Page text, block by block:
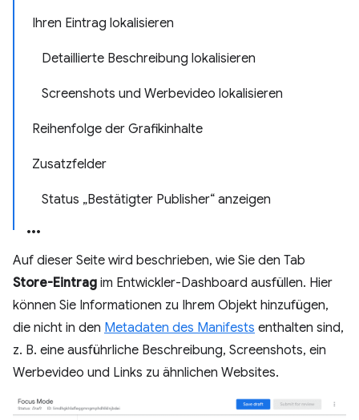
Ihren Eintrag lokalisieren
Detaillierte Beschreibung lokalisieren
Screenshots und Werbevideo lokalisieren
Reihenfolge der Grafikinhalte
Zusatzfelder
Status „Bestätigter Publisher“ anzeigen
Auf dieser Seite wird beschrieben, wie Sie den Tab
Store-Eintrag im Entwickler-Dashboard ausfüllen. Hier
können Sie Informationen zu Ihrem Objekt hinzufügen,
die nicht in den Metadaten des Manifests enthalten sind,
z. B. eine ausführliche Beschreibung, Screenshots, ein
Werbevideo und Links zu ähnlichen Websites.